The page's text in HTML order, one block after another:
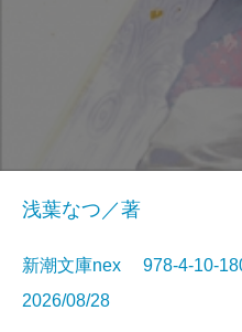
浅葉なつ／著
新潮文庫nex 978-4-10-
2026/08/28